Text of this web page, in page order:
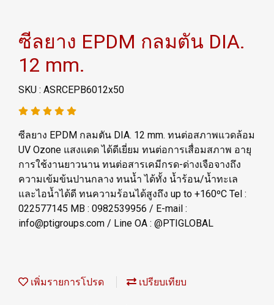
ซีลยาง EPDM กลมตัน DIA.
12 mm.
SKU : ASRCEPB6012x50
ซีลยาง EPDM กลมตัน DIA. 12 mm. ทนต่อสภาพแวดล้อม
UV Ozone แสงแดด ได้ดีเยี่ยม ทนต่อการเสื่อมสภาพ อายุ
การใช้งานยาวนาน ทนต่อสารเคมีกรด-ด่างเจือจางถึง
ความเข้มข้นปานกลาง ทนน้ำ ได้ทั้ง น้ำร้อน/น้ำทะเล
และไอน้ำได้ดี ทนความร้อนได้สูงถึง up to +160ºC Tel :
022577145 MB : 0982539956 / E-mail :
info@ptigroups.com / Line OA : @PTIGLOBAL
เพิ่มรายการโปรด เปรียบเทียบ